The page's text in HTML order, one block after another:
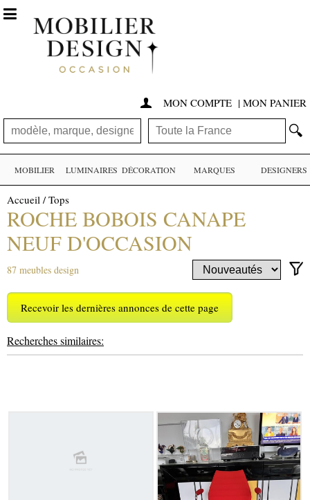
 MON COMPTE | MON PANIER
🔍

MOBILIER LUMINAIRES DÉCORATION MARQUES DESIGNERS
Accueil /Tops
ROCHE BOBOIS CANAPE
NEUF D'OCCASION
87 meubles design
Recevoir les dernières annonces de cette page
Recherches similaires: